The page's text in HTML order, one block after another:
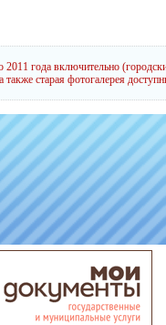
года включительно
старая фотогалерея